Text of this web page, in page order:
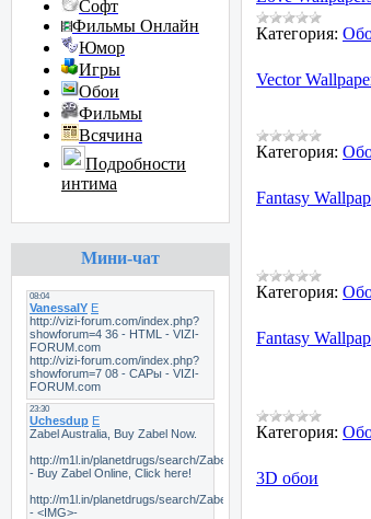
Софт
Фильмы Онлайн
Юмор
Игры
Обои
Фильмы
Всячина
Подробности
интима
Мини-чат
Категория:
Vector
Категория:
Fantasy
Категория:
Fantasy
Категория:
3D обои